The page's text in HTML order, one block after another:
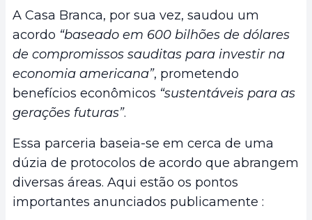
A Casa Branca, por sua vez, saudou um
acordo “baseado em 600 bilhões de dólares
de compromissos sauditas para investir na
economia americana”, prometendo
benefícios econômicos “sustentáveis para as
gerações futuras”.
Essa parceria baseia-se em cerca de uma
dúzia de protocolos de acordo que abrangem
diversas áreas. Aqui estão os pontos
importantes anunciados publicamente :